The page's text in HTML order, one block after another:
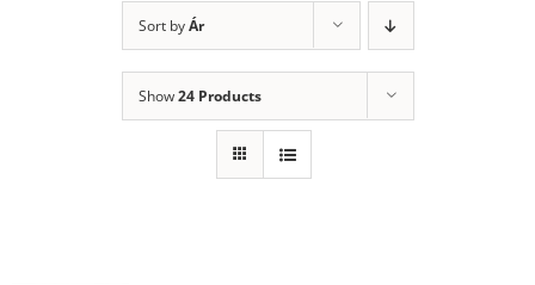
Sort byÁr
Show24 Products